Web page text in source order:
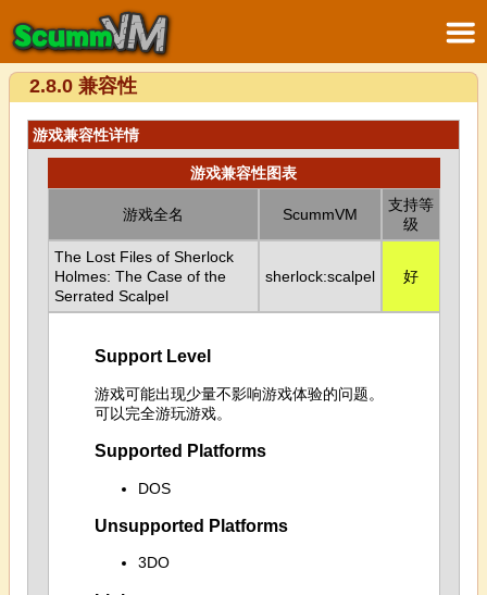
2.8.0 兼容性
游戏兼容性详情
游戏兼容性图表
游戏全名 ScummVM
支持等
级
The Lost Files of Sherlock
Holmes: The Case of the
Serrated Scalpel
sherlock:scalpel 好
Support Level
游戏可能出现少量不影响游戏体验的问题。
可以完全游玩游戏。
Supported Platforms
DOS
Unsupported Platforms
3DO